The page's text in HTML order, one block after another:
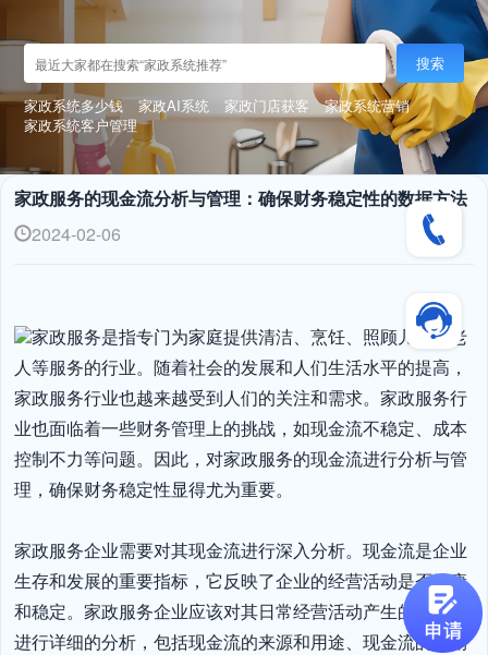
搜索
家政系统多少钱 家政AI系统 家政门店获客
家政系统营销
家政系统客户管理
家政服务的现金流分析与管理：确保财务稳定性的数据方法
2024-02-06
家政服务是指专门为家庭提供清洁、烹饪、照顾儿童和老
人等服务的行业。随着社会的发展和人们生活水平的提高，
家政服务行业也越来越受到人们的关注和需求。家政服务行
业也面临着一些财务管理上的挑战，如现金流不稳定、成本
控制不力等问题。因此，对家政服务的现金流进行分析与管
理，确保财务稳定性显得尤为重要。
家政服务企业需要对其现金流进行深入分析。现金流是企业
生存和发展的重要指标，它反映了企业的经营活动是否健康
和稳定。家政服务企业应该对其日常经营活动产生的现金流
进行详细的分析，包括现金流的来源和用途、现金流的周期